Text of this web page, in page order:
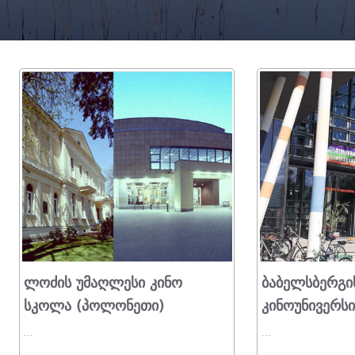
Ლოძის Უმაღლესი Კინო
Სკოლა (პოლონეთი)
... ...